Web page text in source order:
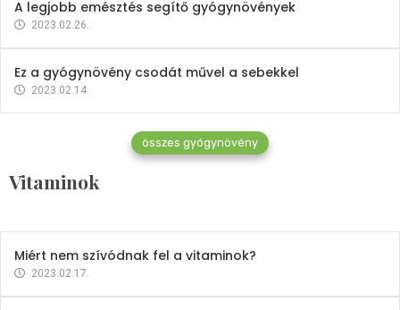
A legjobb emésztés segítő gyógynövények
2023.02.26.
Ez a gyógynövény csodát művel a sebekkel
2023.02.14.
összes gyógynövény
Vitaminok
Vitaminok
Mindent a B-12 vitaminról
2023.02.27.
Miért nem szívódnak fel a vitaminok?
2023.02.17.